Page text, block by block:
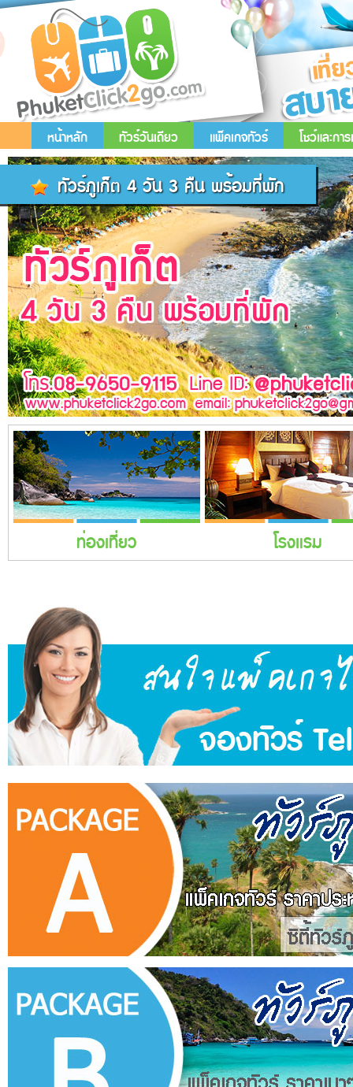
หน้าหลัก ทัวร์วันเดียว แพ็คเกจทัวร์ โชว์และกา
ทัวร์ภูเก็ต 4 วัน 3 คืน พร้อมที่พัก
ท่องเที่ยว โรงแรม